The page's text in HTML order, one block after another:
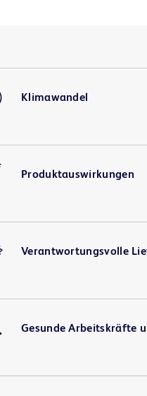
Klimawandel
Produktauswirkungen
Verantwortungsvolle
Gesunde Arbeitskräfte